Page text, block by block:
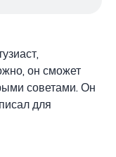
он сможет
советами. Он
для